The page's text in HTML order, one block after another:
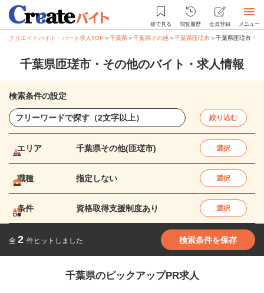
後で見る 閲覧履歴 会員登録 メニュー
クリエイトバイト・パート求人TOP ＞千葉県＞千葉県その他＞千葉県匝瑳市＞千葉県匝瑳市・
千葉県匝瑳市・その他のバイト・求人情報
検索条件の設定
絞り込む
エリア 千葉県その他(匝瑳市) 選択
職種 指定しない 選択
条件 資格取得支援制度あり 選択
全 2 件ヒットしました 検索条件を保存
千葉県のピックアップPR求人